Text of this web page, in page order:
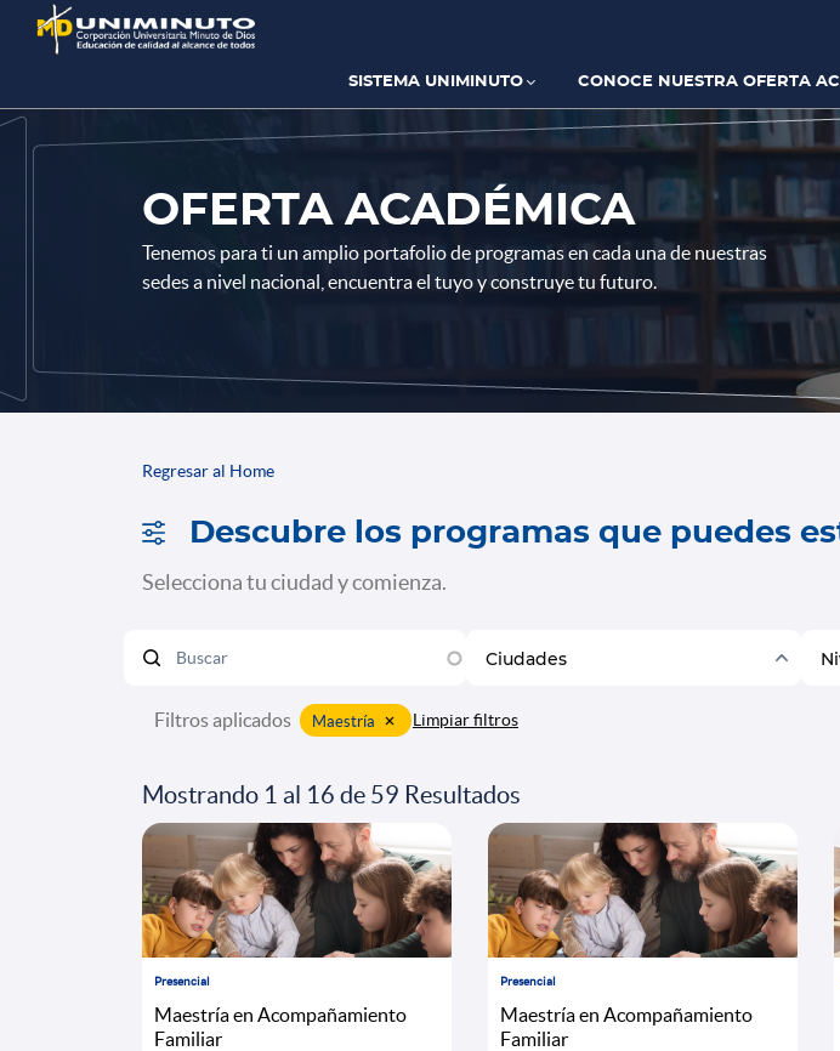
contenido
SISTEMA UNIMINUTO CONOCE NUESTRA OFERTA
OFERTA ACADÉMICA
Tenemos para ti un amplio portafolio de programas en cada una de nuestras
sedes a nivel nacional, encuentra el tuyo y construye tu futuro.
Regresar al Home
Descubre los programas que puedes
Selecciona tu ciudad y comienza.
Ciudades
Filtros aplicados x
Maestría Limpiar filtros
Mostrando 1 al 16 de 59 Resultados
Presencial
Maestría en Acompañamiento
Familiar
Presencial
Maestría en Acompañamiento
Familiar